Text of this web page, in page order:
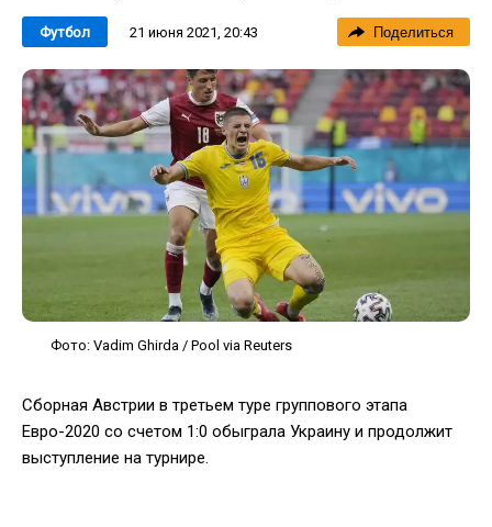
Футбол 21 июня 2021, 20:43 Поделиться
Фото: Vadim Ghirda / Pool via Reuters
Сборная Австрии в третьем туре группового этапа
Евро-2020 со счетом 1:0 обыграла Украину и продолжит
выступление на турнире.